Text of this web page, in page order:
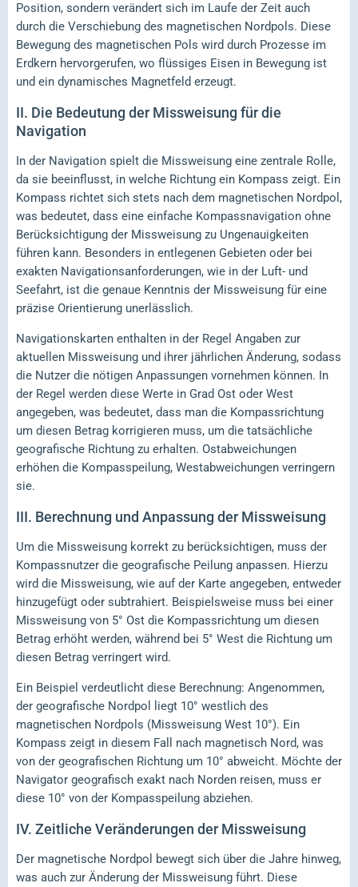
Position, sondern verändert sich im Laufe der Zeit auch
durch die Verschiebung des magnetischen Nordpols. Diese
Bewegung des magnetischen Pols wird durch Prozesse im
Erdkern hervorgerufen, wo flüssiges Eisen in Bewegung ist
und ein dynamisches Magnetfeld erzeugt.
II. Die Bedeutung der Missweisung für die
Navigation
In der Navigation spielt die Missweisung eine zentrale Rolle,
da sie beeinflusst, in welche Richtung ein Kompass zeigt. Ein
Kompass richtet sich stets nach dem magnetischen Nordpol,
was bedeutet, dass eine einfache Kompassnavigation ohne
Berücksichtigung der Missweisung zu Ungenauigkeiten
führen kann. Besonders in entlegenen Gebieten oder bei
exakten Navigationsanforderungen, wie in der Luft- und
Seefahrt, ist die genaue Kenntnis der Missweisung für eine
präzise Orientierung unerlässlich.
Navigationskarten enthalten in der Regel Angaben zur
aktuellen Missweisung und ihrer jährlichen Änderung, sodass
die Nutzer die nötigen Anpassungen vornehmen können. In
der Regel werden diese Werte in Grad Ost oder West
angegeben, was bedeutet, dass man die Kompassrichtung
um diesen Betrag korrigieren muss, um die tatsächliche
geografische Richtung zu erhalten. Ostabweichungen
erhöhen die Kompasspeilung, Westabweichungen verringern
sie.
III. Berechnung und Anpassung der Missweisung
Um die Missweisung korrekt zu berücksichtigen, muss der
Kompassnutzer die geografische Peilung anpassen. Hierzu
wird die Missweisung, wie auf der Karte angegeben, entweder
hinzugefügt oder subtrahiert. Beispielsweise muss bei einer
Missweisung von 5° Ost die Kompassrichtung um diesen
Betrag erhöht werden, während bei 5° West die Richtung um
diesen Betrag verringert wird.
Ein Beispiel verdeutlicht diese Berechnung: Angenommen,
der geografische Nordpol liegt 10° westlich des
magnetischen Nordpols (Missweisung West 10°). Ein
Kompass zeigt in diesem Fall nach magnetisch Nord, was
von der geografischen Richtung um 10° abweicht. Möchte der
Navigator geografisch exakt nach Norden reisen, muss er
diese 10° von der Kompasspeilung abziehen.
IV. Zeitliche Veränderungen der Missweisung
Der magnetische Nordpol bewegt sich über die Jahre hinweg,
was auch zur Änderung der Missweisung führt. Diese